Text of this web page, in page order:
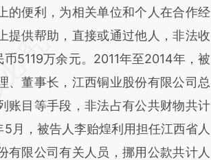
的便利，为相关单位和个人在合作经
提供帮助，直接或通过他人，非法收
5119万余元。2011年至2014年，被
、董事长，江西铜业股份有限公司总
账目等手段，非法占有公共财物共计
月，被告人李贻煌利用担任江西省人
有限公司有关人员，挪用公款共计人